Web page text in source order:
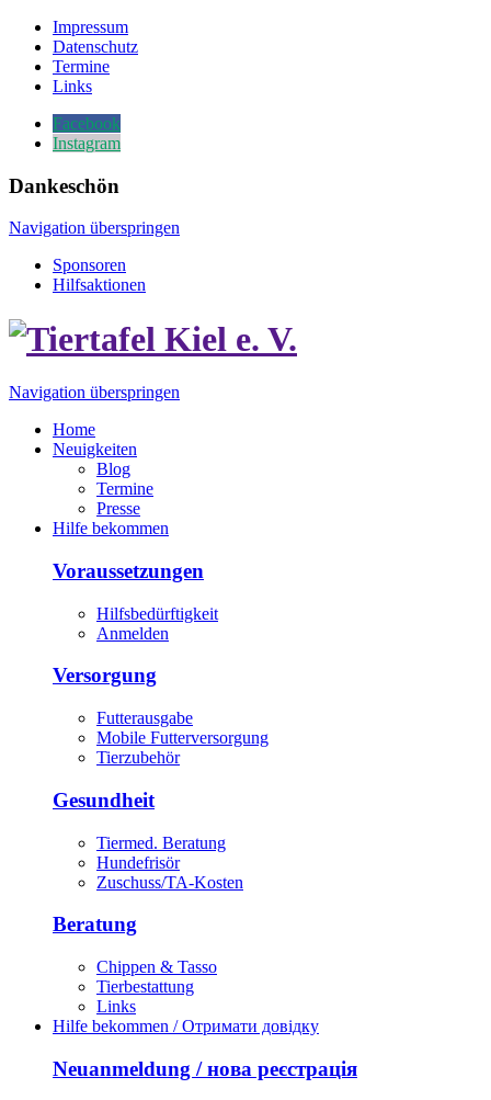
Impressum
Datenschutz
Termine
Links
Facebook
Instagram
Dankeschön
Navigation überspringen
Sponsoren
Hilfsaktionen
Navigation überspringen
Home
Neuigkeiten
Blog
Termine
Presse
Hilfe bekommen
Voraussetzungen
Hilfsbedürftigkeit
Anmelden
Versorgung
Futterausgabe
Mobile Futterversorgung
Tierzubehör
Gesundheit
Tiermed. Beratung
Hundefrisör
Zuschuss/TA-Kosten
Beratung
Chippen & Tasso
Tierbestattung
Links
Hilfe bekommen / Отримати довідку
Neuanmeldung / нова реєстрація